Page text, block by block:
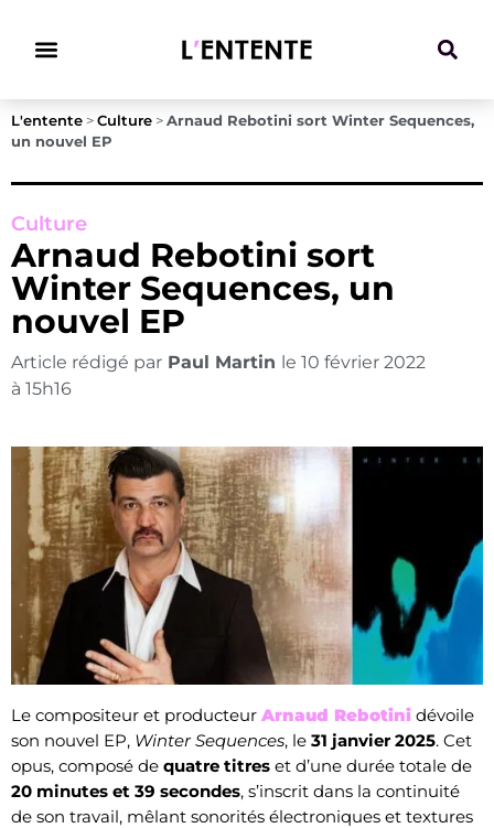
L'entente > Culture > Arnaud Rebotini sort Winter Sequences,
un nouvel EP
Culture
Arnaud Rebotini sort
Winter Sequences, un
nouvel EP
Article rédigé par Paul Martin le 10 février 2022
à 15h16
Le compositeur et producteur Arnaud Rebotini dévoile
son nouvel EP, Winter Sequences, le 31 janvier 2025. Cet
opus, composé de quatre titres et d’une durée totale de
20 minutes et 39 secondes, s’inscrit dans la continuité
de son travail, mêlant sonorités électroniques et textures